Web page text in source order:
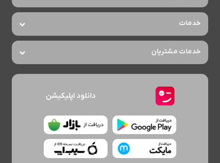
خدمات
خدمات مشتریان
دانلود اپلیکیشن